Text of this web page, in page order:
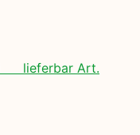
lieferbar Art.